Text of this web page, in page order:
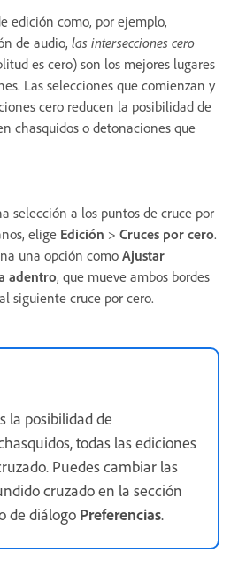
edición como, por ejemplo,
de audio, las intersecciones cero
es cero) son los mejores lugares
Las selecciones que comienzan y
cero reducen la posibilidad de
chasquidos o detonaciones que
selección a los puntos de cruce por
elige Edición > Cruces por cero.
una opción como Ajustar
adentro, que mueve ambos bordes
siguiente cruce por cero.
la posibilidad de
todas las ediciones
Puedes cambiar las
cruzado en la sección
de diálogo Preferencias.